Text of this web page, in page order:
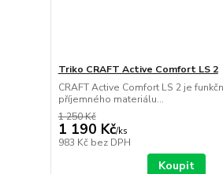
Triko CRAFT Active Comfort LS 2
CRAFT Active Comfort LS 2 je
příjemného materiálu...
1 250 Kč
1 190 Kč/ks
983 Kč bez DPH
Koupit